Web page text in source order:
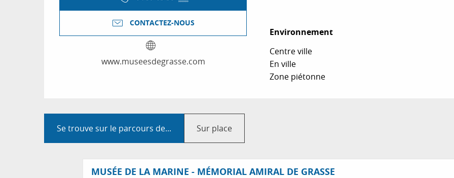
CONTACTEZ-NOUS
www.museesdegrasse.com
Environnement
Environnement
Centre ville
En ville
Zone piétonne
Se trouve sur le parcours de... Sur place
MUSÉE DE LA MARINE - MÉMORIAL AMIRAL DE GRASSE